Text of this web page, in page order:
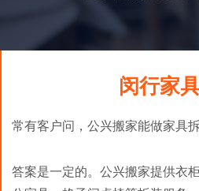
闵行家
常有客户问，公兴搬家能做家具
答案是一定的。公兴搬家提供衣